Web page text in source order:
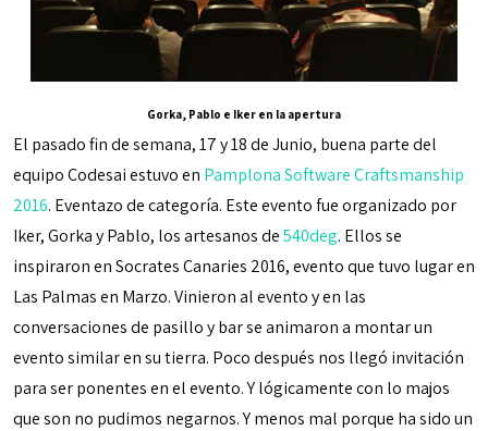
Gorka, Pablo e Iker en la apertura
El pasado fin de semana, 17 y 18 de Junio, buena parte del
equipo Codesai estuvo en Pamplona Software Craftsmanship
2016. Eventazo de categoría. Este evento fue organizado por
Iker, Gorka y Pablo, los artesanos de540deg. Ellos se
inspiraron en Socrates Canaries 2016, evento que tuvo lugar en
Las Palmas en Marzo. Vinieron al evento y en las
conversaciones de pasillo y bar se animaron a montar un
evento similar en su tierra. Poco después nos llegó invitación
para ser ponentes en el evento. Y lógicamente con lo majos
que son no pudimos negarnos. Y menos mal porque ha sido un